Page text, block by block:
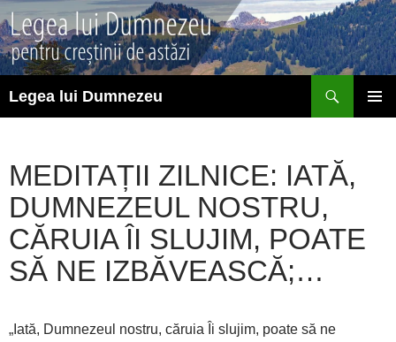
Sari
la
conținut
Legea lui Dumnezeu
MEDITAȚII ZILNICE: IATĂ,
DUMNEZEUL NOSTRU,
CĂRUIA ÎI SLUJIM, POATE
SĂ NE IZBĂVEASCĂ;…
„Iată, Dumnezeul nostru, căruia Îi slujim, poate să ne